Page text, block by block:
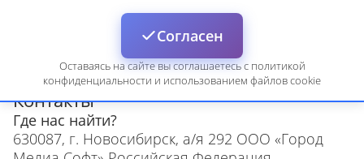
Кроссворды Контакты
Контакты
Где нас найти?
630087, г. Новосибирск, а/я 292 ООО «Город
Оставаясь на сайте вы соглашаетесь с политикой
конфиденциальности и использованием файлов cookie
Согласен